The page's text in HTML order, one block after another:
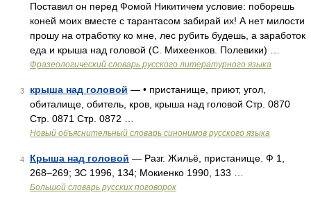
Поставил он перед Фомой Никитичем условие: поборешь
коней моих вместе с тарантасом забирай их! А нет милости
прошу на отработку ко мне, лес рубить будешь, а заработок
еда и крыша над головой (С. Михеенков. Полевики) …
Фразеологический словарь русского литературного языка
3 крыша над головой — • пристанище, приют, угол,
обиталище, обитель, кров, крыша над головой Стр. 0870
Стр. 0871 Стр. 0872 …
Новый объяснительный словарь синонимов русского языка
4 Крыша над головой — Разг. Жильё, пристанище. Ф 1,
268–269; ЗС 1996, 134; Мокиенко 1990, 133 …
Большой словарь русских поговорок